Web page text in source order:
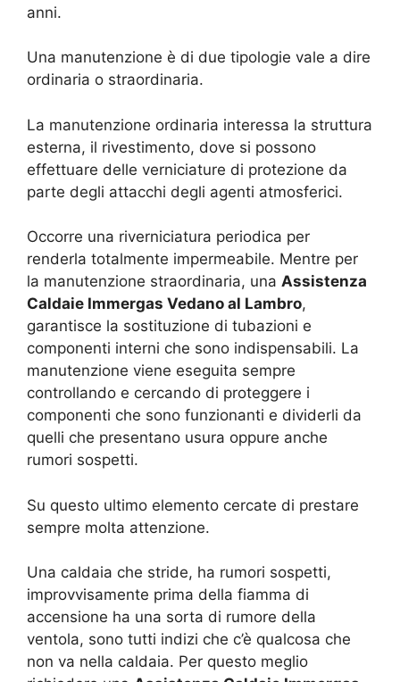
anni.
Una manutenzione è di due tipologie vale a dire
ordinaria o straordinaria.
La manutenzione ordinaria interessa la struttura
esterna, il rivestimento, dove si possono
effettuare delle verniciature di protezione da
parte degli attacchi degli agenti atmosferici.
Occorre una riverniciatura periodica per
renderla totalmente impermeabile. Mentre per
la manutenzione straordinaria, una Assistenza
Caldaie Immergas Vedano al Lambro,
garantisce la sostituzione di tubazioni e
componenti interni che sono indispensabili. La
manutenzione viene eseguita sempre
controllando e cercando di proteggere i
componenti che sono funzionanti e dividerli da
quelli che presentano usura oppure anche
rumori sospetti.
Su questo ultimo elemento cercate di prestare
sempre molta attenzione.
Una caldaia che stride, ha rumori sospetti,
improvvisamente prima della fiamma di
accensione ha una sorta di rumore della
ventola, sono tutti indizi che c’è qualcosa che
non va nella caldaia. Per questo meglio